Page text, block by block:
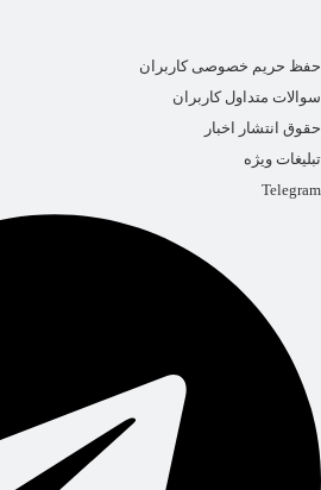
حفظ حریم خصوصی کاربران
سوالات متداول کاربران
حقوق انتشار اخبار
تبلیغات ویژه
Telegram